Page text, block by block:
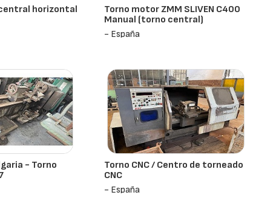
horizontal
Torno motor ZMM SLIVEN C400
Manual (torno central)
- España
- Torno
Torno CNC / Centro de torneado
CNC
- España